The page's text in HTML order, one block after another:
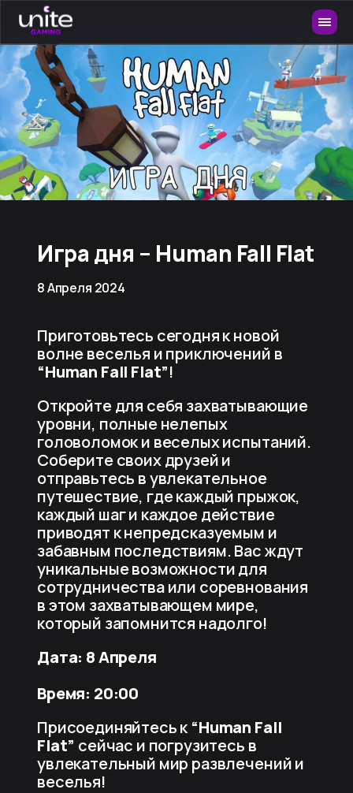
Игра дня – Human Fall Flat
8 Апреля 2024
Приготовьтесь сегодня к новой
волне веселья и приключений в
“Human Fall Flat”!
Откройте для себя захватывающие
уровни, полные нелепых
головоломок и веселых испытаний.
Соберите своих друзей и
отправьтесь в увлекательное
путешествие, где каждый прыжок,
каждый шаг и каждое действие
приводят к непредсказуемым и
забавным последствиям. Вас ждут
уникальные возможности для
сотрудничества или соревнования
в этом захватывающем мире,
который запомнится надолго!
Дата: 8 Апреля
Время: 20:00
Присоединяйтесь к“Human Fall
Flat” сейчас и погрузитесь в
увлекательный мир развлечений и
веселья!